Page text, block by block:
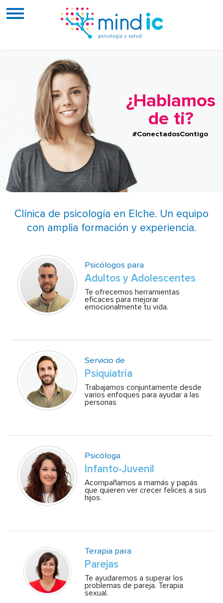
¿Hablamos
de ti?
#ConectadosContigo
Clínica de psicología en Elche. Un equipo
con amplia formación y experiencia.
Psicólogos para
Adultos y Adolescentes
Te ofrecemos herramientas
eficaces para mejorar
emocionalmente tu vida.
Servicio de
Psiquiatría
Trabajamos conjuntamente desde
varios enfoques para ayudar a las
personas
Psicóloga
Infanto-Juvenil
Acompañamos a mamás y papás
que quieren ver crecer felices a sus
hijos.
Terapia para
Parejas
Te ayudaremos a superar los
problemas de pareja. Terapia
sexual.